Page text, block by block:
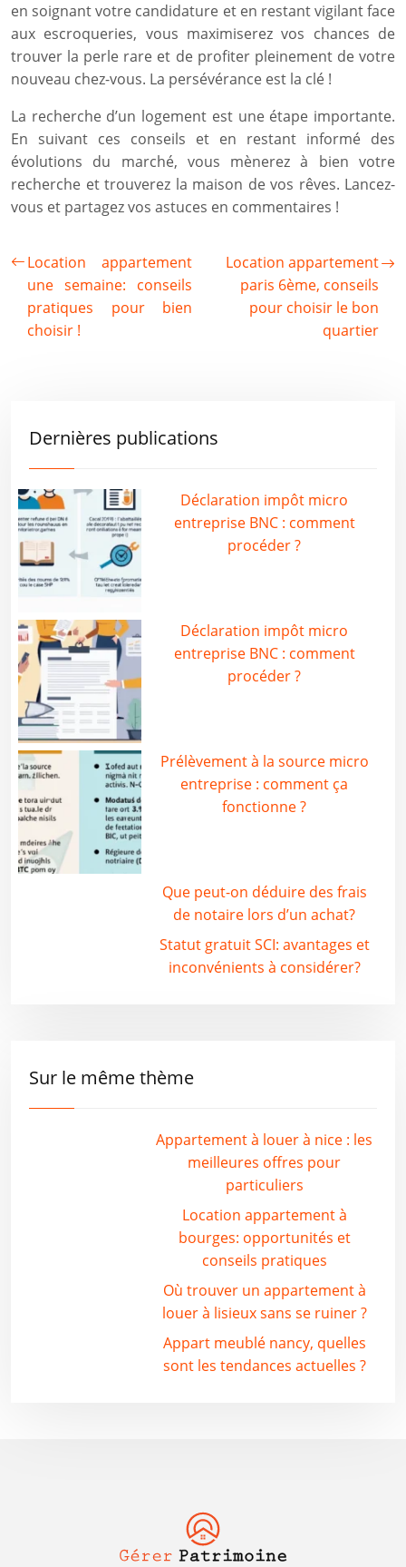
en soignant votre candidature et en restant vigilant face
aux escroqueries, vous maximiserez vos chances de
trouver la perle rare et de profiter pleinement de votre
nouveau chez-vous. La persévérance est la clé !
La recherche d’un logement est une étape importante.
En suivant ces conseils et en restant informé des
évolutions du marché, vous mènerez à bien votre
recherche et trouverez la maison de vos rêves. Lancez-
vous et partagez vos astuces en commentaires !
Location appartement
une semaine: conseils
pratiques pour bien
choisir !
Location appartement
paris 6ème, conseils
pour choisir le bon
quartier
Dernières publications
Déclaration impôt micro
entreprise BNC : comment
procéder ?
Déclaration impôt micro
entreprise BNC : comment
procéder ?
Prélèvement à la source micro
entreprise : comment ça
fonctionne ?
Que peut-on déduire des frais
de notaire lors d’un achat?
Statut gratuit SCI: avantages et
inconvénients à considérer?
Sur le même thème
Appartement à louer à nice : les
meilleures offres pour
particuliers
Location appartement à
bourges: opportunités et
conseils pratiques
Où trouver un appartement à
louer à lisieux sans se ruiner ?
Appart meublé nancy, quelles
sont les tendances actuelles ?